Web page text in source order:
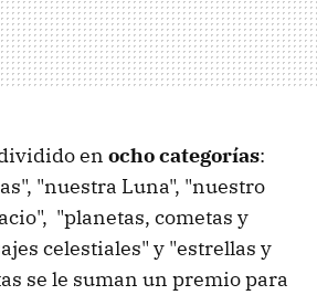
en ocho categorías:
"nuestra Luna", "nuestro
"planetas, cometas y
celestiales" y "estrellas y
se le suman un premio para